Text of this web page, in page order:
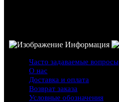
Информация
Часто задаваемые вопросы
О нас
Доставка и оплата
Возврат заказа
Условные обозначения